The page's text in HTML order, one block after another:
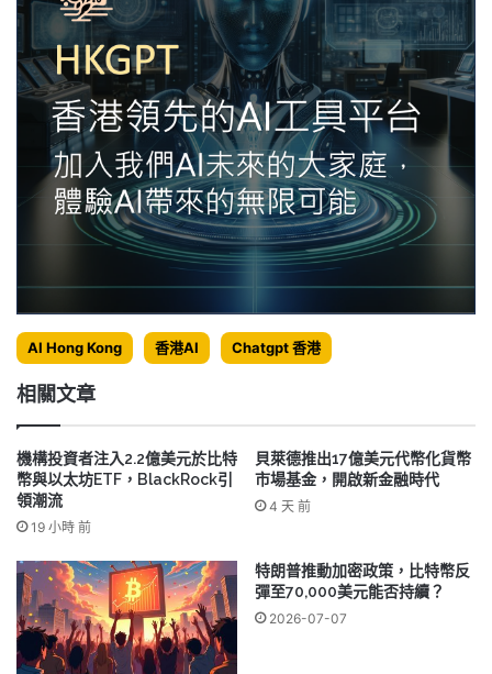
AI Hong Kong 香港AI Chatgpt 香港
相關文章
機構投資者注入2.2億美元於比特
幣與以太坊ETF，BlackRock引
領潮流
19 小時 前
貝萊德推出17億美元代幣化貨幣
市場基金，開啟新金融時代
4 天 前
特朗普推動加密政策，比特幣反
彈至70,000美元能否持續？
2026-07-07